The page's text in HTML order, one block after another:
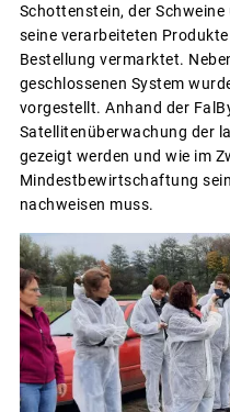
Schottenstein, der
seine verarbeiteten
Bestellung vermarktet.
geschlossenen System
vorgestellt. Anhand der
Satellitenüberwachung der
gezeigt werden und wie im
Mindestbewirtschaftung
nachweisen muss.